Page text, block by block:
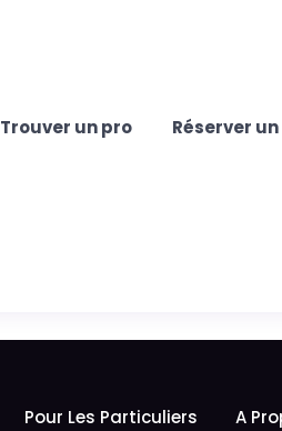
Trouver un pro Réserver
Pour Les Particuliers
A